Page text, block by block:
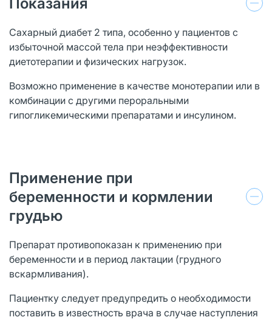
Сахарный диабет 2 типа, особенно у пациентов с
избыточной массой тела при неэффективности
диетотерапии и физических нагрузок.
Возможно применение в качестве монотерапии или в
комбинации с другими пероральными
гипогликемическими препаратами и инсулином.
Применение при
беременности и кормлении
грудью
Препарат противопоказан к применению при
беременности и в период лактации (грудного
вскармливания).
Пациентку следует предупредить о необходимости
поставить в известность врача в случае наступления